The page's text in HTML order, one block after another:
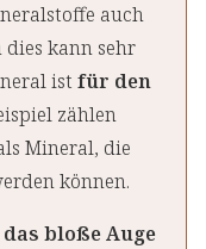
auch
kann sehr
ist für den
zählen
Mineral, die
können.
bloße Auge